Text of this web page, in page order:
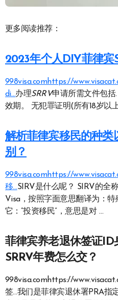
更多阅读推荐：
2023年个人DIY菲律宾
998visa.comhttps://
di…办理SRRV申请所需文件包括
效期。 无犯罪证明(所有18岁以
解析菲律宾移民的种类
别？
998visa.comhttps://
移…SIRV是什么呢？ SIRV的全
Visa，按照字面意思翻译为：
它：“投资移民”，意思是对 …
菲律宾养老退休签证ID
SRRV年费怎么交？
998visa.comhttps://
签…我们是菲律宾退休署PRA指